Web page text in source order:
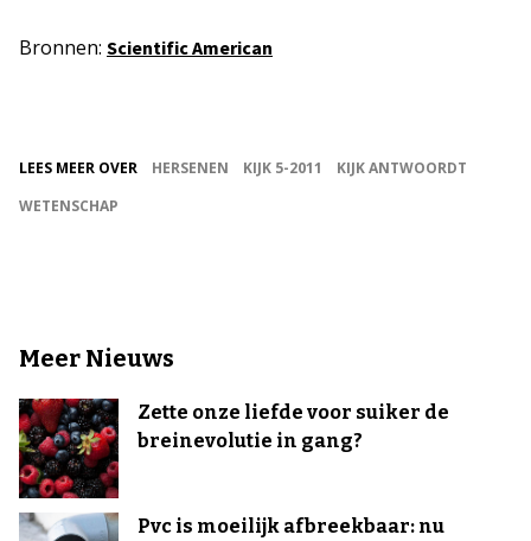
Bronnen: Scientific American
LEES MEER OVER HERSENEN KIJK 5-2011
KIJK ANTWOORDT
WETENSCHAP
Meer Nieuws
Zette onze liefde voor suiker de
breinevolutie in gang?
Pvc is moeilijk afbreekbaar: nu